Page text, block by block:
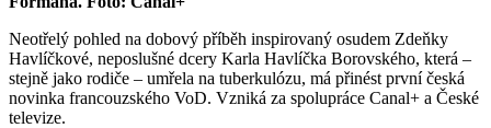
Neotřelý pohled na dobový příběh inspirovaný osudem Zdeňky
Havlíčkové, neposlušné dcery Karla Havlíčka Borovského, která –
stejně jako rodiče – umřela na tuberkulózu, má přinést první česká
novinka francouzského VoD. Vzniká za spolupráce Canal+ a České
televize.